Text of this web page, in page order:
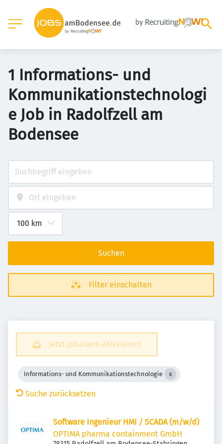
1 Informations- und
Kommunikationstechnologi
e Job in Radolfzell am
Bodensee
Suchen
Filter einschalten
Jetzt Jobalarm aktivieren!
Informations- und Kommunikationstechnologie
Suche zurücksetzen
Software Ingenieur HMI / SCADA (m/w/d)
OPTIMA pharma containment GmbH